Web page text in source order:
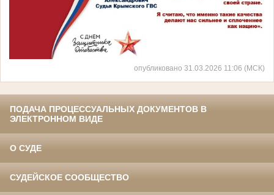
опубликовано 31.03.2026 11:06 (МСК)
ПОДАЧА ПРОЦЕССУАЛЬНЫХ ДОКУМЕНТОВ В
ЭЛЕКТРОННОМ ВИДЕ
О СУДЕ
СУДЕЙСКОЕ СООБЩЕСТВО